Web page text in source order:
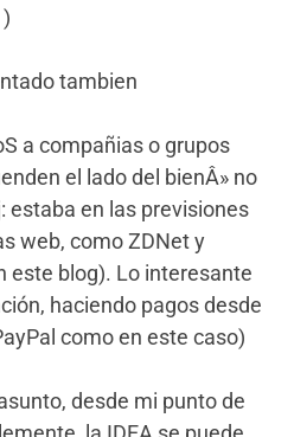
)
tambien
a compañias o grupos
el lado del bienÂ» no
estaba en las previsiones
web, como ZDNet y
este blog). Lo interesante
haciendo pagos desde
como en este caso)
desde mi punto de